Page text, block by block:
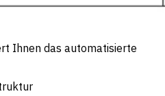
Ihnen das automatisierte